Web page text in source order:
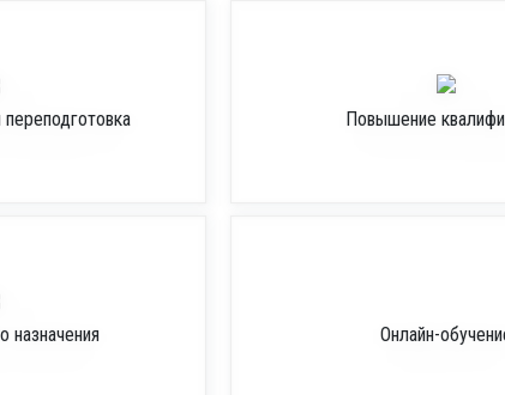
Повышение
назначения Онлайн-